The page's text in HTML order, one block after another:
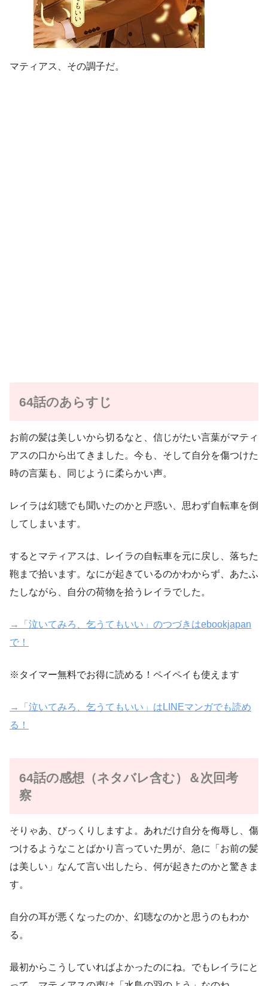
マティアス、その調子だ。
64話のあらすじ
お前の髪は美しいから切るなと、信じがたい言葉がマティ
アスの口から出てきました。今も、そして自分を傷つけた
時の言葉も、同じように柔らかい声。
レイラは幻聴でも聞いたのかと戸惑い、思わず自転車を倒
してしまいます。
するとマティアスは、レイラの自転車を元に戻し、落ちた
鞄まで拾います。なにが起きているのかわからず、あたふ
たしながら、自分の荷物を拾うレイラでした。
→「泣いてみろ、乞うてもいい」のつづきはebookjapan
で！
※タイマー無料でお得に読める！ペイペイも使えます
→「泣いてみろ、乞うてもいい」はLINEマンガでも読め
る！
64話の感想（ネタバレ含む）＆次回考
察
そりゃあ、びっくりしますよ。あれだけ自分を侮辱し、傷
つけるようなことばかり言っていた男が、急に「お前の髪
は美しい」なんて言い出したら、何が起きたのかと驚きま
す。
自分の耳が悪くなったのか、幻聴なのかと思うのもわか
る。
最初からこうしていればよかったのにね。でもレイラにと